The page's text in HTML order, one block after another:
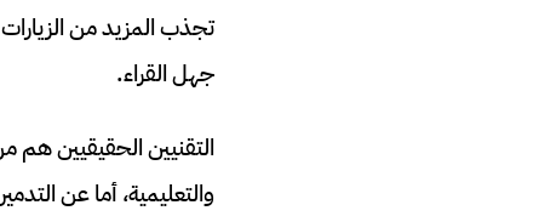
تجذب المزيد من
جهل القراء.
التقنيين الحقيقيين هم